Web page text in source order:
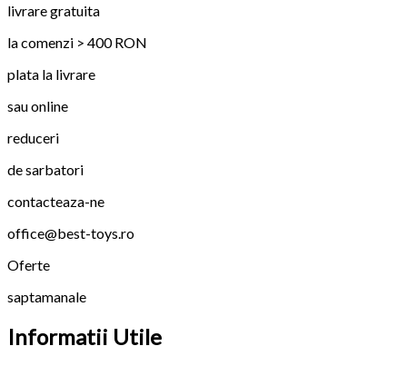
livrare gratuita
la comenzi > 400 RON
plata la livrare
sau online
reduceri
de sarbatori
contacteaza-ne
office@best-toys.ro
Oferte
saptamanale
Informatii Utile